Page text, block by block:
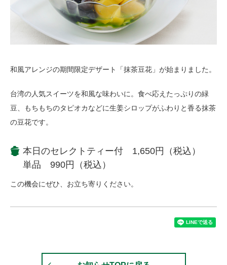
和風アレンジの期間限定デザート「抹茶豆花」が始まりました。
台湾の人気スイーツを和風な味わいに。食べ応えたっぷりの緑
豆、もちもちのタピオカなどに生姜シロップがふわりと香る抹茶
の豆花です。
本日のセレクトティー付 1,650円（税込）
単品 990円（税込）
この機会にぜひ、お立ち寄りください。